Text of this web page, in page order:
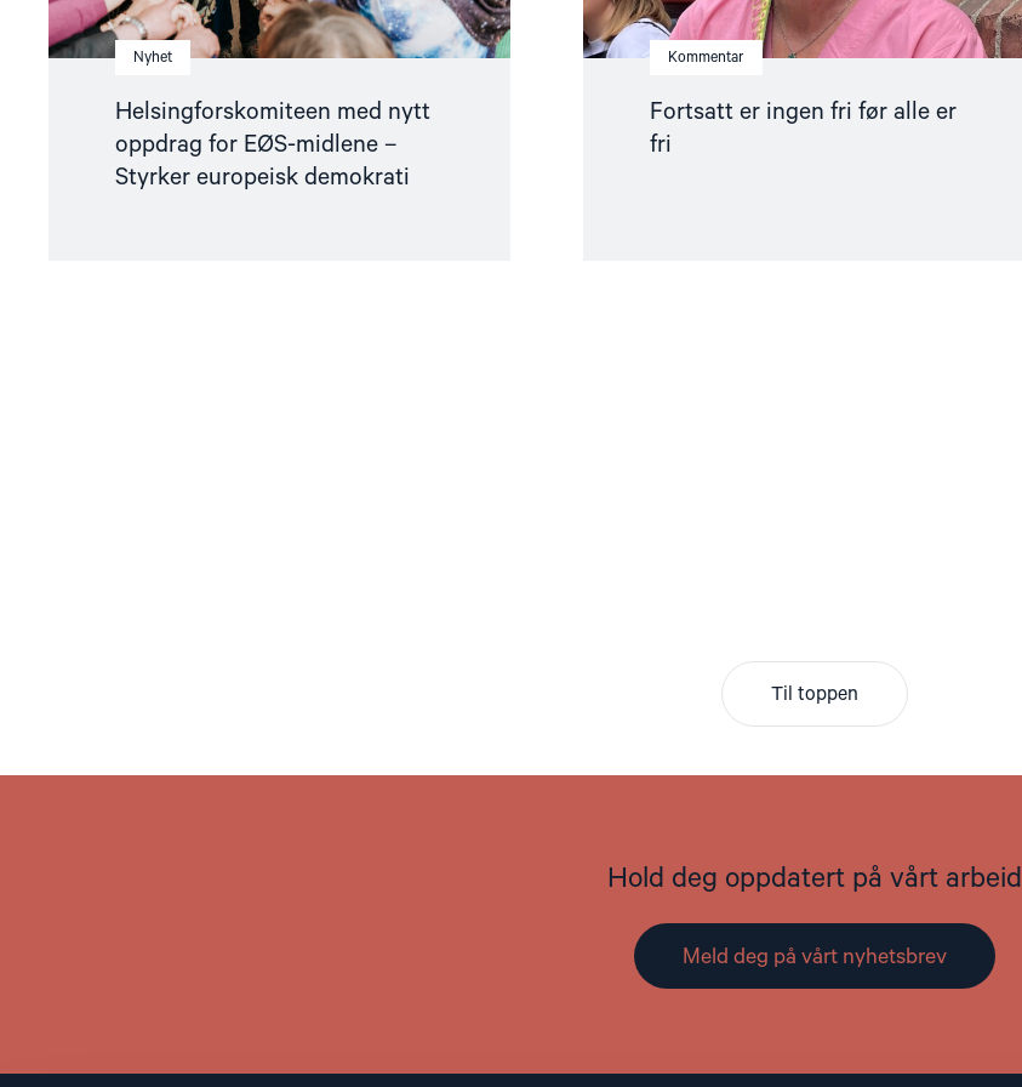
Nyhet
Helsingforskomiteen med nytt
oppdrag for EØS-midlene –
Styrker europeisk demokrati
Kommentar
Fortsatt er ingen fri før alle er
fri
Til toppen
Hold deg oppdatert på vårt arbeid
Meld deg på vårt nyhetsbrev